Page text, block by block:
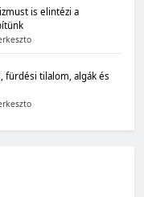
is elintézi a
fürdési tilalom, algák és